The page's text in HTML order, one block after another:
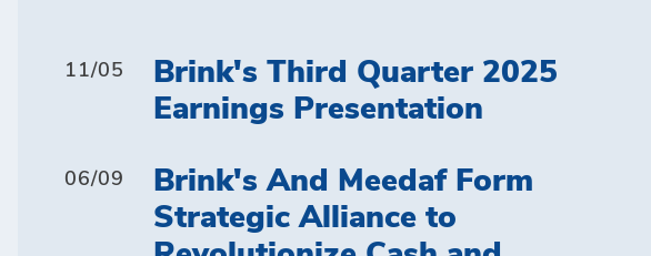
11/05
Brink's Third Quarter 2025
Earnings Presentation
06/09
Brink's And Meedaf Form
Strategic Alliance to